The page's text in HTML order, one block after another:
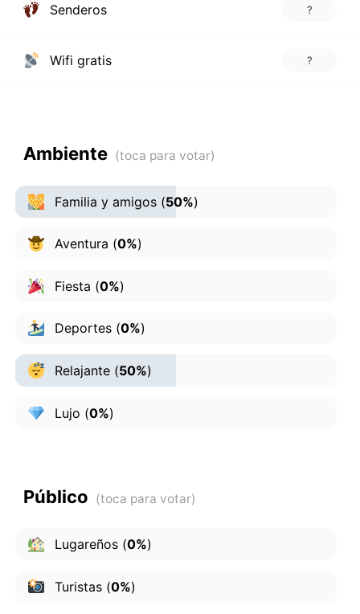
Senderos ?
Wifi gratis ?
Ambiente
Familia y amigos(50%)
Aventura (0%)
Fiesta (0%)
Deportes(0%)
Relajante(50%)
Lujo (0%)
Público
Lugareños(0%)
Turistas(0%)